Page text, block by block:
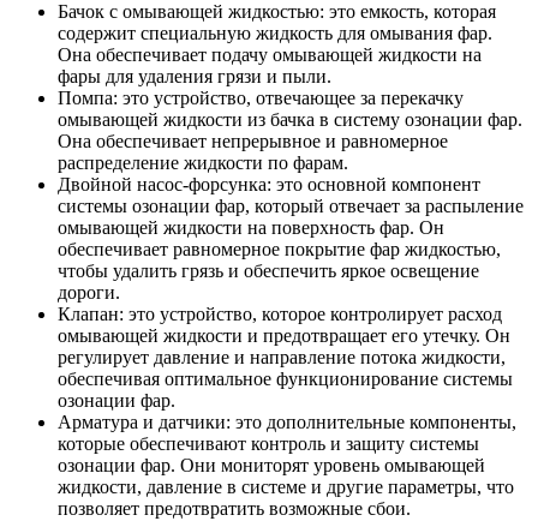
Бачок с омывающей жидкостью: это емкость, которая
содержит специальную жидкость для омывания фар.
Она обеспечивает подачу омывающей жидкости на
фары для удаления грязи и пыли.
Помпа: это устройство, отвечающее за перекачку
омывающей жидкости из бачка в систему озонации фар.
Она обеспечивает непрерывное и равномерное
распределение жидкости по фарам.
Двойной насос-форсунка: это основной компонент
системы озонации фар, который отвечает за распыление
омывающей жидкости на поверхность фар. Он
обеспечивает равномерное покрытие фар жидкостью,
чтобы удалить грязь и обеспечить яркое освещение
дороги.
Клапан: это устройство, которое контролирует расход
омывающей жидкости и предотвращает его утечку. Он
регулирует давление и направление потока жидкости,
обеспечивая оптимальное функционирование системы
озонации фар.
Арматура и датчики: это дополнительные компоненты,
которые обеспечивают контроль и защиту системы
озонации фар. Они мониторят уровень омывающей
жидкости, давление в системе и другие параметры, что
позволяет предотвратить возможные сбои.